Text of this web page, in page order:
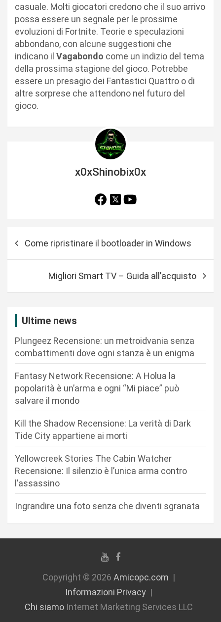
casuale. Molti giocatori credono che il suo arrivo
possa essere un segnale per le prossime
evoluzioni di Fortnite. Teorie e speculazioni
abbondano, con alcune suggestioni che
indicano il Vagabondo come un indizio del tema
della prossima stagione del gioco. Potrebbe
essere un presagio dei Fantastici Quattro o di
altre sorprese che attendono nel futuro del
gioco.
x0xShinobix0x
i
Come ripristinare il bootloader in Windows
Migliori Smart TV – Guida all’acquisto
Ultime news
Plungeez Recensione: un metroidvania senza
combattimenti dove ogni stanza è un enigma
Fantasy Network Recensione: A Holua la
popolarità è un’arma e ogni “Mi piace” può
salvare il mondo
Kill the Shadow Recensione: La verità di Dark
Tide City appartiene ai morti
Yellowcreek Stories The Cabin Watcher
Recensione: Il silenzio è l’unica arma contro
l’assassino
Ingrandire una foto senza che diventi sgranata
Copyright © 2026 Amicopc.com
Informazioni Privacy
Chi siamoInternet Marketing Services LLC